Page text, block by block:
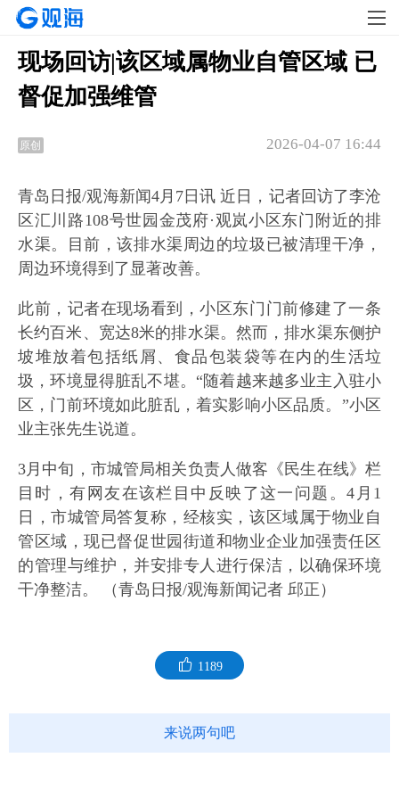
现场回访|该区域属物业自管区域 已
督促加强维管
原创 2026-04-07 16:44
青岛日报/观海新闻4月7日讯 近日，记者回访了李沧
区汇川路108号世园金茂府·观岚小区东门附近的排
水渠。目前，该排水渠周边的垃圾已被清理干净，
周边环境得到了显著改善。
此前，记者在现场看到，小区东门门前修建了一条
长约百米、宽达8米的排水渠。然而，排水渠东侧护
坡堆放着包括纸屑、食品包装袋等在内的生活垃
圾，环境显得脏乱不堪。“随着越来越多业主入驻小
区，门前环境如此脏乱，着实影响小区品质。”小区
业主张先生说道。
3月中旬，市城管局相关负责人做客《民生在线》栏
目时，有网友在该栏目中反映了这一问题。4月1
日，市城管局答复称，经核实，该区域属于物业自
管区域，现已督促世园街道和物业企业加强责任区
的管理与维护，并安排专人进行保洁，以确保环境
干净整洁。 （青岛日报/观海新闻记者 邱正）
1189
来说两句吧